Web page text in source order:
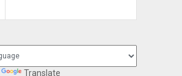
Translate